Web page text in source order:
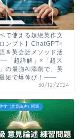
ペで使える超絶英作文
ンプト】ChatGPT×
＆英会話メソッド活
「超詳解」×「超ス
の最強AI添削で、英
短で爆伸び！――
30/12/2024
文（意見論述）問題